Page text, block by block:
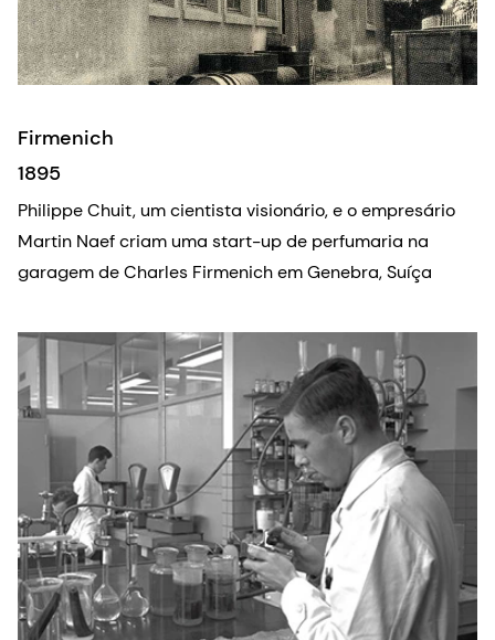
Firmenich
1895
Philippe Chuit, um cientista visionário, e o empresário
Martin Naef criam uma start-up de perfumaria na
garagem de Charles Firmenich em Genebra, Suíça